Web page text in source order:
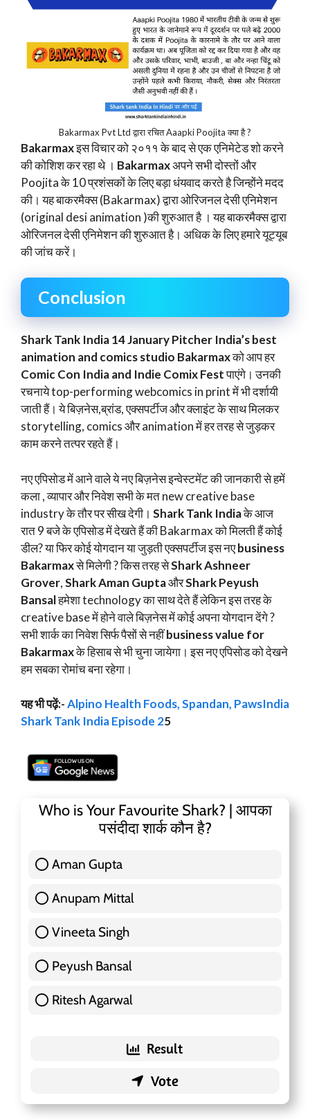
Bakarmax Pvt Ltd द्वारा रचित Aaapki Poojita क्या है ?
Bakarmaxइस विचार को २०११ के बाद से एक एनिमेटेड शो करने
की कोशिश कर रहा थे । Bakarmaxअपने सभी दोस्तों और
Poojita के 10 प्रशंसकों के लिए बड़ा धंयवाद करते है जिन्होंने मदद
की। यह बाकरमैक्स (Bakarmax) द्वारा ओरिजनल देसी एनिमेशन
(original desi animation )की शुरुआत है । यह बाकरमैक्स द्वारा
ओरिजनल देसी एनिमेशन की शुरुआत है। अधिक के लिए हमारे यूट्यूब
की जांच करें।
Conclusion
Shark Tank India 14 January Pitcher India’s best
animation and comics studio Bakarmaxको आप हर
Comic Con India and Indie Comix Festपाएंगे। उनकी
रचनाये top-performing webcomics in print में भी दर्शायी
जाती हैं। ये बिज़नेस,ब्रांड, एक्सपर्टीज और क्लाइंट के साथ मिलकर
storytelling, comics और animation में हर तरह से जुड़कर
काम करने तत्पर रहते हैं।
नए एपिसोड में आने वाले ये नए बिज़नेस इन्वेस्टमेंट की जानकारी से हमें
कला , व्यापार और निवेश सभी के मत new creative base
industry के तौर पर सीख देगी। Shark Tank Indiaके आज
रात 9 बजे के एपिसोड में देखते हैं की Bakarmax को मिलती हैं कोई
डील? या फिर कोई योगदान या जुड़ती एक्सपर्टीज इस नएbusiness
Bakarmaxसे मिलेगी ? किस तरह सेShark Ashneer
Grover,Shark Aman GuptaऔरShark Peyush
Bansalहमेशा technology का साथ देते हैं लेकिन इस तरह के
creative base में होने वाले बिज़नेस में कोई अपना योगदान देंगे ?
सभी शार्क का निवेश सिर्फ पैसों से नहींbusiness value for
Bakarmaxके हिसाब से भी चुना जायेगा। इस नए एपिसोड को देखने
हम सबका रोमांच बना रहेगा।
यह भी पढ़ें:-Alpino Health Foods, Spandan, PawsIndia
Shark Tank India Episode 25
Who is Your Favourite Shark? | आपका
पसंदीदा शार्क कौन है?
Aman Gupta
Anupam Mittal
Vineeta Singh
Peyush Bansal
Ritesh Agarwal